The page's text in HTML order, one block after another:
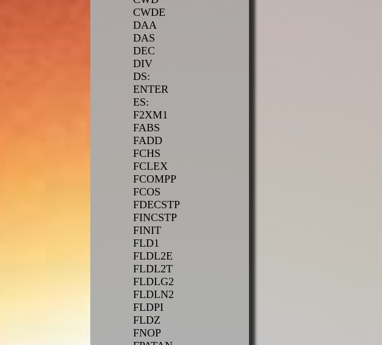
CWDE
DAA
DAS
DEC
DIV
DS:
ENTER
ES:
F2XM1
FABS
FADD
FCHS
FCLEX
FCOMPP
FCOS
FDECSTP
FINCSTP
FINIT
FLD1
FLDL2E
FLDL2T
FLDLG2
FLDLN2
FLDPI
FLDZ
FNOP